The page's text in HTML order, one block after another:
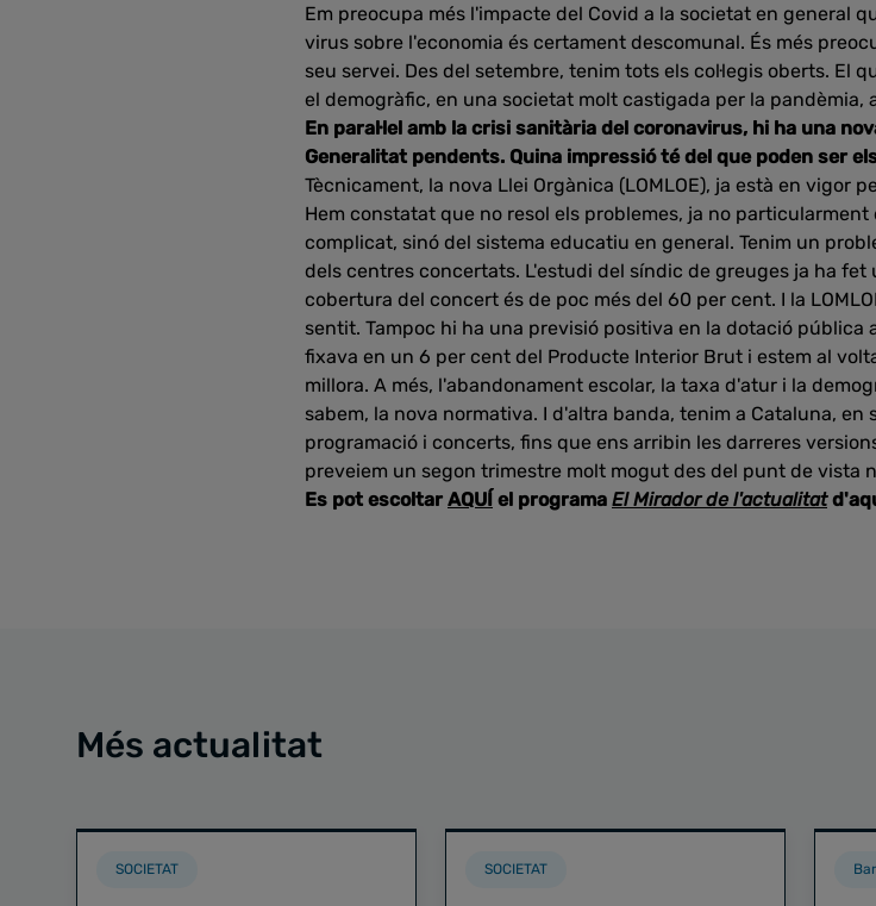
Em preocupa més l'impacte del Covid a la societat en general
virus sobre l'economia és certament descomunal. És més
seu servei. Des del setembre, tenim tots els col·legis oberts. El
el demogràfic, en una societat molt castigada per la pandèmia,
En paral·lel amb la crisi sanitària del coronavirus, hi ha una
Generalitat pendents. Quina impressió té del que poden ser
Tècnicament, la nova Llei Orgànica (LOMLOE), ja està en vigor
Hem constatat que no resol els problemes, ja no
complicat, sinó del sistema educatiu en general. Tenim un
dels centres concertats. L'estudi del síndic de greuges ja ha
cobertura del concert és de poc més del 60 per cent. I la
sentit. Tampoc hi ha una previsió positiva en la dotació pública
fixava en un 6 per cent del Producte Interior Brut i estem al
millora. A més, l'abandonament escolar, la taxa d'atur i la
sabem, la nova normativa. I d'altra banda, tenim a Cataluna,
programació i concerts, fins que ens arribin les darreres
preveiem un segon trimestre molt mogut des del punt de vista
Es pot escoltar AQUÍ el programa El Mirador de l'actualitat
Més actualitat
SOCIETAT SOCIETAT